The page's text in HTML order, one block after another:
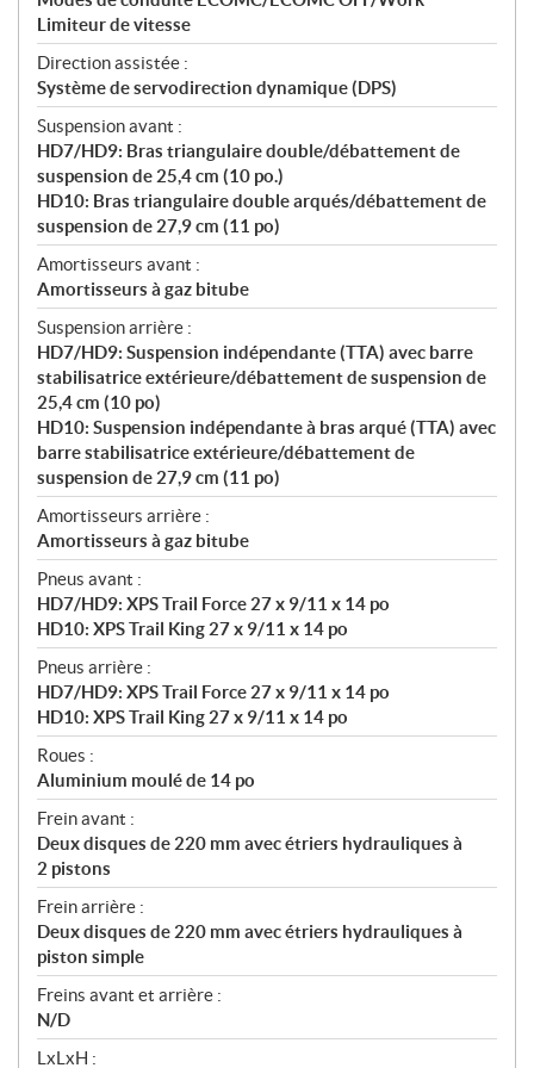
Limiteur de vitesse
Direction assistée :
Système de servodirection dynamique (DPS)
Suspension avant :
HD7/HD9: Bras triangulaire double/débattement de
suspension de 25,4 cm (10 po.)
HD10: Bras triangulaire double arqués/débattement de
suspension de 27,9 cm (11 po)
Amortisseurs avant :
Amortisseurs à gaz bitube
Suspension arrière :
HD7/HD9: Suspension indépendante (TTA) avec barre
stabilisatrice extérieure/débattement de suspension de
25,4 cm (10 po)
HD10: Suspension indépendante à bras arqué (TTA) avec
barre stabilisatrice extérieure/débattement de
suspension de 27,9 cm (11 po)
Amortisseurs arrière :
Amortisseurs à gaz bitube
Pneus avant :
HD7/HD9: XPS Trail Force 27 x 9/11 x 14 po
HD10: XPS Trail King 27 x 9/11 x 14 po
Pneus arrière :
HD7/HD9: XPS Trail Force 27 x 9/11 x 14 po
HD10: XPS Trail King 27 x 9/11 x 14 po
Roues :
Aluminium moulé de 14 po
Frein avant :
Deux disques de 220 mm avec étriers hydrauliques à
2 pistons
Frein arrière :
Deux disques de 220 mm avec étriers hydrauliques à
piston simple
Freins avant et arrière :
N/D
LxLxH :